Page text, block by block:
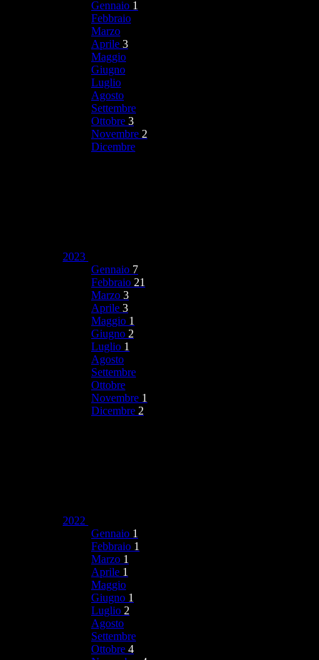
Gennaio 1
Febbraio
Marzo
Aprile 3
Maggio
Giugno
Luglio
Agosto
Settembre
Ottobre 3
Novembre 2
Dicembre
2023
Gennaio 7
Febbraio 21
Marzo 3
Aprile 3
Maggio 1
Giugno 2
Luglio 1
Agosto
Settembre
Ottobre
Novembre 1
Dicembre 2
2022
Gennaio 1
Febbraio 1
Marzo 1
Aprile 1
Maggio
Giugno 1
Luglio 2
Agosto
Settembre
Ottobre 4